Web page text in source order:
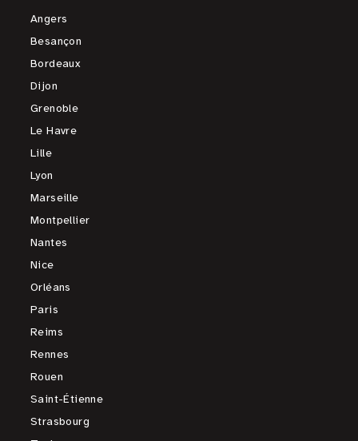
Angers
Besançon
Bordeaux
Dijon
Grenoble
Le Havre
Lille
Lyon
Marseille
Montpellier
Nantes
Nice
Orléans
Paris
Reims
Rennes
Rouen
Saint-Étienne
Strasbourg